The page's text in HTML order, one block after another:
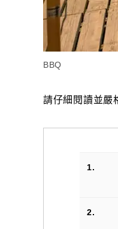
BBQ
請仔細閱讀並嚴
1.
2.